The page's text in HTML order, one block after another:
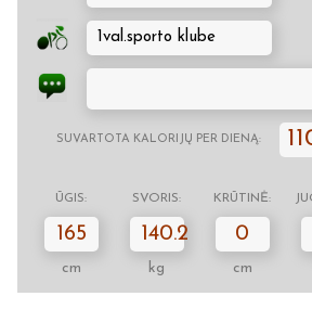
1val.sporto klube
SUVARTOTA KALORIJŲ PER DIENĄ:
ŪGIS: SVORIS: KRŪTINĖ:
165
cm
140.2
kg
0
cm